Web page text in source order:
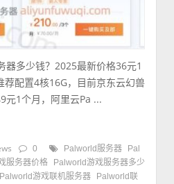
多少钱？2025最新价格36元1
配置4核16G，目前京东云幻兽
元1个月，阿里云Pa ...
0 Palworld服务器
Pal
服务器价格
Palworld游戏服务器多少
Palworld游戏联机服务器
Palworld联